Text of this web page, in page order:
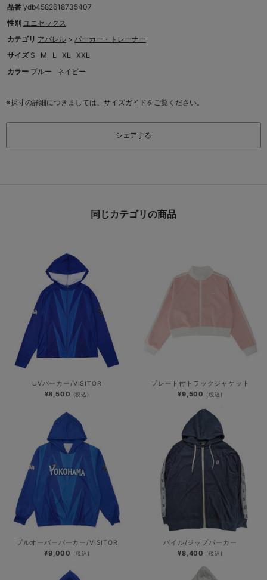
品番 ydb4582618735407
性別 ユニセックス
カテゴリ アパレル > パーカー・トレーナー
サイズ S M L XL
XXL
カラー ブルー ネイビー
※採寸の詳細につきましては、 サイズガイドをご覧ください。
シェアする
同じカテゴリの商品
UVパーカー/VISITOR
¥8,500 (税込)
プレート付トラックジャケット
¥9,500 (税込)
プルオーバーパーカー/VISITOR
¥9,000 (税込)
パイル/ジップパーカー
¥8,400 (税込)